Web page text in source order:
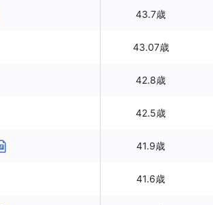
43.7歳
43.07歳
42.8歳
42.5歳
41.9歳
41.6歳